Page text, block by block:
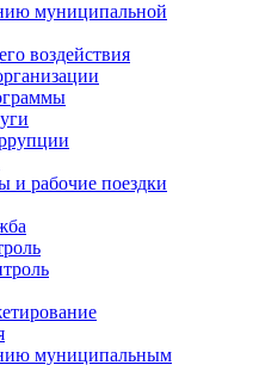
муниципальной
воздействия
и рабочие поездки
муниципальным